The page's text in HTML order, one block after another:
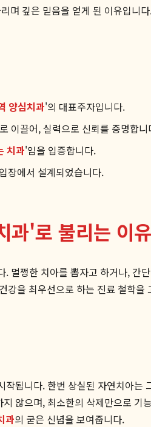
며 깊은 믿음을 얻게 된 이유입니
양심치과'의 대표주자입니다.
이끌어, 실력으로 신뢰를 증명합니
치과'임을 입증합니다.
장에서 설계되었습니다.
과'로 불리는 이유
쩡한 치아를 뽑자고 하거나, 간
강을 최우선으로 하는 진료 철학
됩니다. 한번 상실된 자연치아는
않으며, 최소한의 삭제만으로 기
과의 굳은 신념을 보여줍니다.